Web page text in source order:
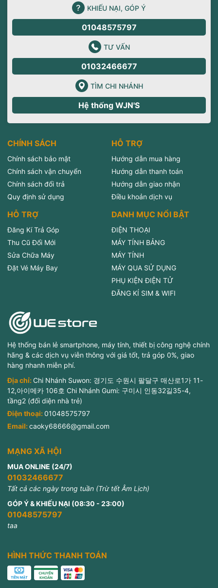
KHIẾU NẠI, GÓP Ý
01048575797
TƯ VẤN
01032466677
TÌM CHI NHÁNH
Hệ thống WJN'S
CHÍNH SÁCH
Chính sách bảo mật
Chính sách vận chuyển
Chính sách đổi trả
Quy định sử dụng
HỖ TRỢ
Hướng dẫn mua hàng
Hướng dẫn thanh toán
Hướng dẫn giao nhận
Điều khoản dịch vụ
HỖ TRỢ
Đăng Kí Trả Góp
Thu Cũ Đổi Mới
Sửa Chữa Máy
Đặt Vé Máy Bay
DANH MỤC NỔI BẬT
ĐIỆN THOẠI
MÁY TÍNH BẢNG
MÁY TÍNH
MÁY QUA SỬ DỤNG
PHỤ KIỆN ĐIỆN TỬ
ĐĂNG KÍ SIM & WIFI
Hệ thống bán lẻ smartphone, máy tính, thiết bị công nghệ chính
hãng & các dịch vụ viễn thông với giá tốt, trả góp 0%, giao
hàng nhanh miễn phí.
Địa chỉ: Chi Nhánh Suwon: 경기도 수원시 팔달구 매산로1가 11-
12,아이메카 106호 Chi Nhánh Gumi: 구미시 인동32길35-4,
tầng2 (đối diện nhà trẻ)
Điện thoại:01048575797
Email:caoky68666@gmail.com
MẠNG XÃ HỘI
MUA ONLINE (24/7)
01032466677
Tất cả các ngày trong tuần (Trừ tết Âm Lịch)
GÓP Ý & KHIẾU NẠI (08:30 - 23:00)
01048575797
taa
HÌNH THỨC THANH TOÁN